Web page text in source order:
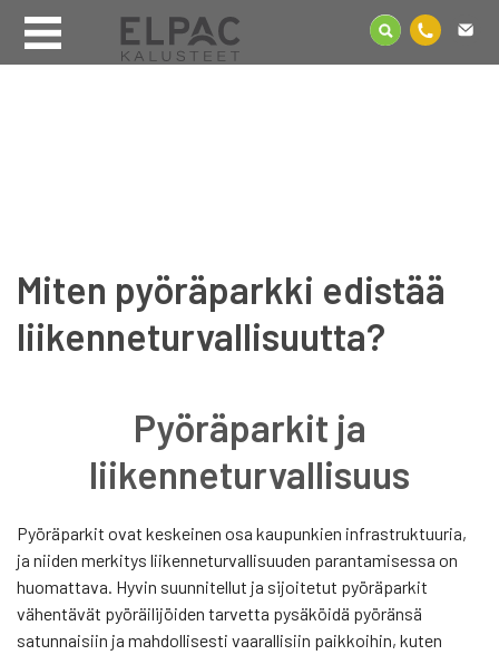
Miten pyöräparkki edistää
liikenneturvallisuutta?
Pyöräparkit ja
liikenneturvallisuus
Pyöräparkit ovat keskeinen osa kaupunkien infrastruktuuria,
ja niiden merkitys liikenneturvallisuuden parantamisessa on
huomattava. Hyvin suunnitellut ja sijoitetut pyöräparkit
vähentävät pyöräilijöiden tarvetta pysäköidä pyöränsä
satunnaisiin ja mahdollisesti vaarallisiin paikkoihin, kuten